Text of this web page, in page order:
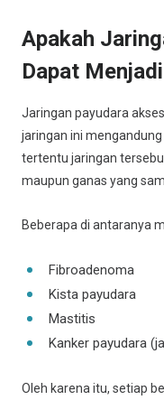
Apakah
Dapat
Jaringan payudara
jaringan ini
tertentu jaringan
maupun ganas yang
Beberapa di antaranya
Fibroadenoma
Kista payudara
Mastitis
Kanker payudara
Oleh karena itu, setiap